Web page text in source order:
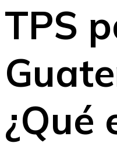
TPS
¿Qué